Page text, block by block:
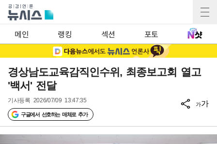
메인 랭킹 섹션 포토
경상남도교육감직인수위, 최종보고회 열고
'백서' 전달
기사등록 2026/07/09 13:47:35
구글에서 선호하는 매체로 추가
가가